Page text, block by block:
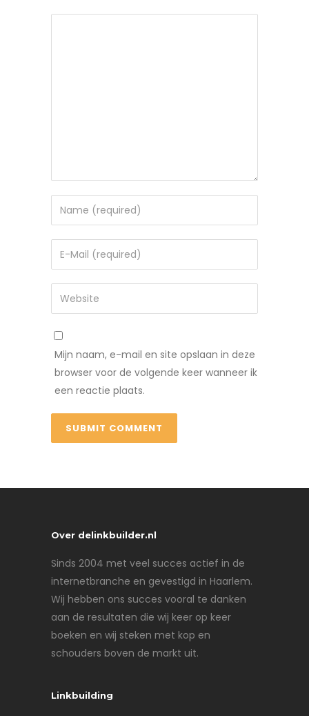
Mijn naam, e-mail en site opslaan in deze
browser voor de volgende keer wanneer ik
een reactie plaats.
Over delinkbuilder.nl
Sinds 2004 met veel succes actief in de
internetbranche en gevestigd in Haarlem.
Wij hebben ons succes vooral te danken
aan de resultaten die wij keer op keer
boeken en wij steken met kop en
schouders boven de markt uit.
Linkbuilding